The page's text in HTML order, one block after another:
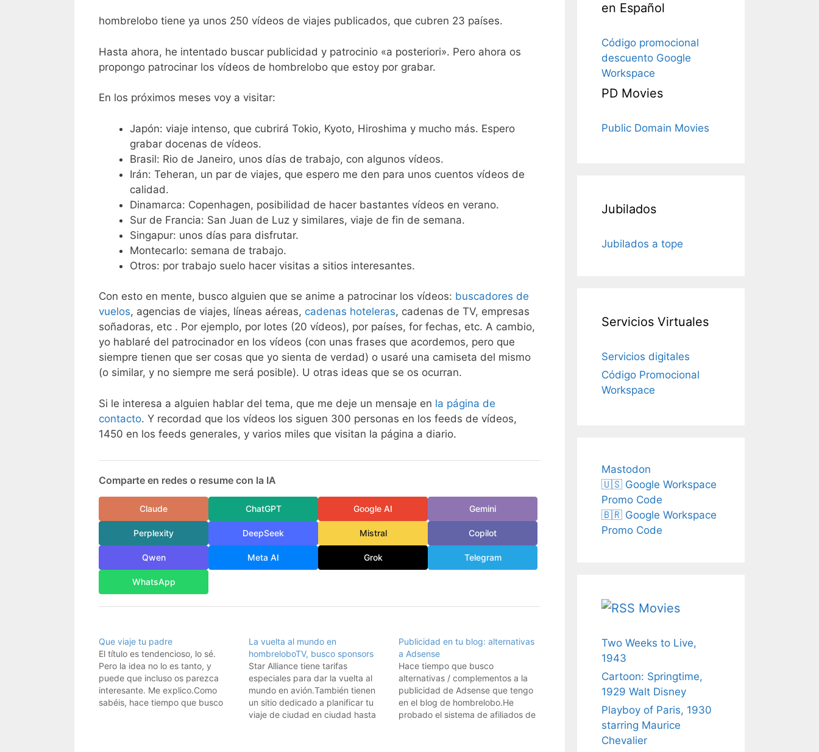
hombrelobo tiene ya unos 250 vídeos de viajes publicados, que cubren 23 países.
Hasta ahora, he intentado buscar publicidad y patrocinio «a posteriori». Pero ahora os
propongo patrocinar los vídeos de hombrelobo que estoy por grabar.
En los próximos meses voy a visitar:
Japón: viaje intenso, que cubrirá Tokio, Kyoto, Hiroshima y mucho más. Espero
grabar docenas de vídeos.
Brasil: Rio de Janeiro, unos días de trabajo, con algunos vídeos.
Irán: Teheran, un par de viajes, que espero me den para unos cuentos vídeos de
calidad.
Dinamarca: Copenhagen, posibilidad de hacer bastantes vídeos en verano.
Sur de Francia: San Juan de Luz y similares, viaje de fin de semana.
Singapur: unos días para disfrutar.
Montecarlo: semana de trabajo.
Otros: por trabajo suelo hacer visitas a sitios interesantes.
Con esto en mente, busco alguien que se anime a patrocinar los vídeos: buscadores de
vuelos, agencias de viajes, líneas aéreas, cadenas hoteleras, cadenas de TV, empresas
soñadoras, etc . Por ejemplo, por lotes (20 vídeos), por países, for fechas, etc. A cambio,
yo hablaré del patrocinador en los vídeos (con unas frases que acordemos, pero que
siempre tienen que ser cosas que yo sienta de verdad) o usaré una camiseta del mismo
(o similar, y no siempre me será posible). U otras ideas que se os ocurran.
Si le interesa a alguien hablar del tema, que me deje un mensaje en la página de
contacto. Y recordad que los vídeos los siguen 300 personas en los feeds de vídeos,
1450 en los feeds generales, y varios miles que visitan la página a diario.
Comparte en redes o resume con la IA
Claude ChatGPT Google AI Gemini
Perplexity DeepSeek Mistral Copilot
Qwen Meta AI Grok Telegram
WhatsApp
Que viaje tu padre
El título es tendencioso, lo sé.
Pero la idea no lo es tanto, y
puede que incluso os parezca
interesante. Me explico.Como
sabéis, hace tiempo que busco
La vuelta al mundo en
hombreloboTV, busco sponsors
Star Alliance tiene tarifas
especiales para dar la vuelta al
mundo en avión.También tienen
un sitio dedicado a planificar tu
viaje de ciudad en ciudad hasta
Publicidad en tu blog: alternativas
a Adsense
Hace tiempo que busco
alternativas / complementos a la
publicidad de Adsense que tengo
en el blog de hombrelobo.He
probado el sistema de afiliados de
en Español
Código promocional
descuento Google
Workspace
PD Movies
Public Domain Movies
Jubilados
Jubilados a tope
Servicios Virtuales
Servicios digitales
Código Promocional
Workspace
Mastodon
🇺🇸 Google Workspace
Promo Code
🇧🇷 Google Workspace
Promo Code
Movies
Two Weeks to Live,
1943
Cartoon: Springtime,
1929 Walt Disney
Playboy of Paris, 1930
starring Maurice
Chevalier